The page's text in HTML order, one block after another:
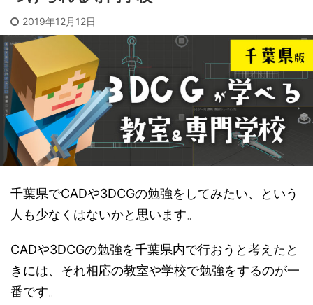
2019年12月12日
千葉県でCADや3DCGの勉強をしてみたい、という
人も少なくはないかと思います。
CADや3DCGの勉強を千葉県内で行おうと考えたと
きには、それ相応の教室や学校で勉強をするのが一
番です。